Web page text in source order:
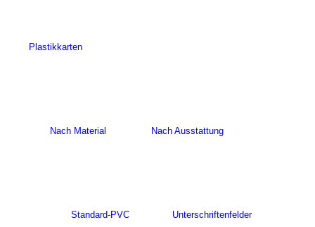
Plastikkarten
Nach Material
Standard-PVC
Nach Ausstattung
Unterschriftenfelder